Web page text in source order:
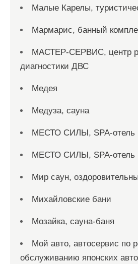
Малые Карелы,
Мармарис, банный
МАСТЕР-СЕРВИС, центр
диагностики ДВС
Медея
Медуза, сауна
МЕСТО СИЛЫ, SPA-отель
МЕСТО СИЛЫ, SPA-отель
Мир саун,
Михайловские бани
Мозайка, сауна-баня
Мой авто, автосервис по
обслуживанию японских